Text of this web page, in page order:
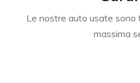
Le nostre auto usate
massima